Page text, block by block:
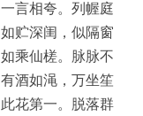
言相夸。列幄庭
贮深闺，似隔窗
乘仙槎。脉脉不
酒如渑，万坐笙
花第一。脱落群